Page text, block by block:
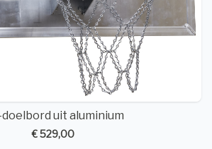
doelbord uit aluminium
€ 529,00